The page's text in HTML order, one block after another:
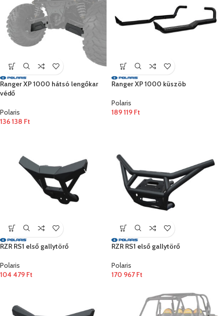
Ranger XP 1000 hátsó lengőkar
védő
Polaris
136 138 Ft
Ranger XP 1000 küszöb
Polaris
189 119 Ft
RZR RS1 első gallytörő
Polaris
104 479 Ft
RZR RS1 első gallytörő
Polaris
170 967Ft